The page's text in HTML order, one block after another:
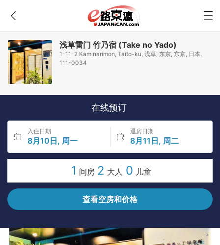
浅草雷门 竹乃宿 (Take no Yado)
1-11-2 Kaminarimon, Taito-ku, 浅草, 东京, 东京, 日本,
111-0034
在线预订
入住日期
8月10日, 周一
退房日期
8月11日, 周二
1 间房 2 大人 0 儿童
查看空房和价格